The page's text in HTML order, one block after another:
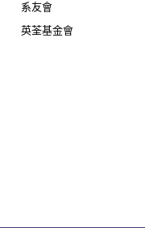
系友會
英荃基金會